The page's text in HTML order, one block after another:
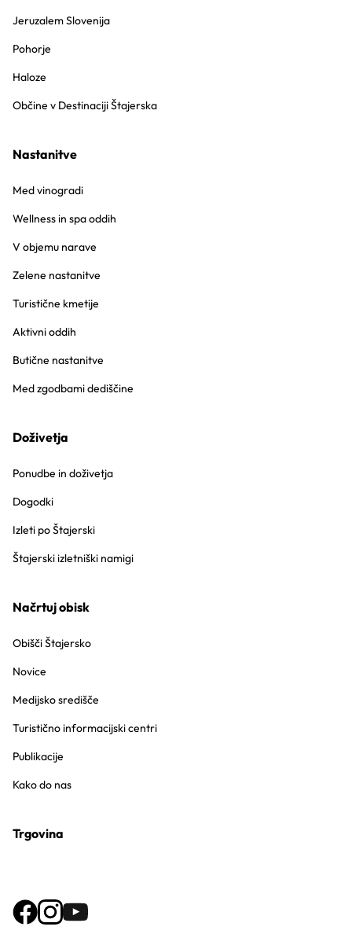
Jeruzalem Slovenija
Pohorje
Haloze
Občine v Destinaciji Štajerska
Nastanitve
Med vinogradi
Wellness in spa oddih
V objemu narave
Zelene nastanitve
Turistične kmetije
Aktivni oddih
Butične nastanitve
Med zgodbami dediščine
Doživetja
Ponudbe in doživetja
Dogodki
Izleti po Štajerski
Štajerski izletniški namigi
Načrtuj obisk
Obišči Štajersko
Novice
Medijsko središče
Turistično informacijski centri
Publikacije
Kako do nas
Trgovina